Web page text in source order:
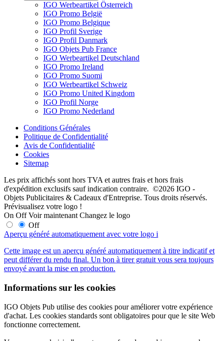
IGO Werbeartikel Österreich
IGO Promo België
IGO Promo Belgique
IGO Profil Sverige
IGO Profil Danmark
IGO Objets Pub France
IGO Werbeartikel Deutschland
IGO Promo Ireland
IGO Promo Suomi
IGO Werbeartikel Schweiz
IGO Promo United Kingdom
IGO Profil Norge
IGO Promo Nederland
Conditions Générales
Politique de Confidentialité
Avis de Confidentialité
Cookies
Sitemap
Les prix affichés sont hors TVA et autres frais et hors frais
d'expédition exclusifs sauf indication contraire. ©2026 IGO -
Objets Publicitaires & Cadeaux d'Entreprise. Tous droits réservés.
Prévisualisez votre logo !
On Off Voir maintenant Changez le logo
Off
Aperçu généré automatiquement avec votre logo i
Cette image est un aperçu généré automatiquement à titre indicatif et
peut différer du rendu final. Un bon à tirer gratuit vous sera toujours
envoyé avant la mise en production.
Informations sur les cookies
IGO Objets Pub utilise des cookies pour améliorer votre expérience
d'achat. Les cookies standards sont obligatoires pour que le site Web
fonctionne correctement.